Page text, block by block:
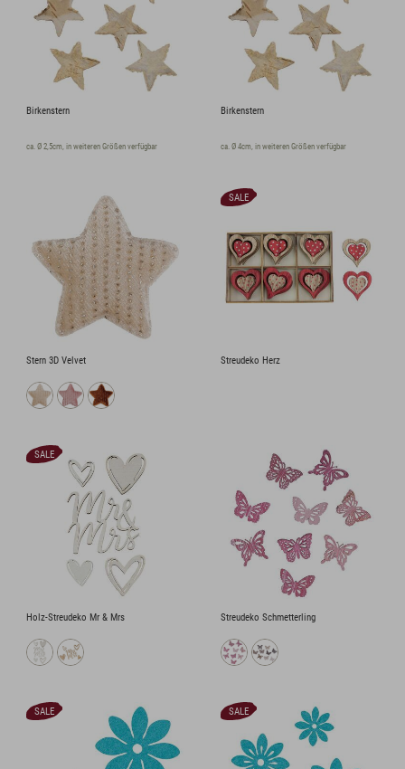
Birkenstern
ca. Ø 2,5cm, in weiteren Größen verfügbar
Birkenstern
ca. Ø 4cm, in weiteren Größen verfügbar
Stern 3D Velvet
SALE
Streudeko Herz
SALE
Holz-Streudeko Mr & Mrs Streudeko Schmetterling
SALE SALE